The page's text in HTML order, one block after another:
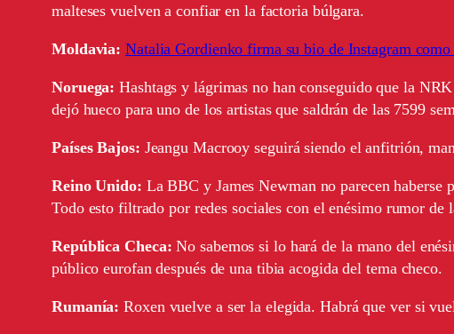
malteses vuelven a confiar en la factoria búlgara.
Moldavia: Natalia Gordienko firma su bio de Instagram como
Noruega:Hashtags y lágrimas no han conseguido que la
dejó hueco para uno de los artistas que saldrán de las 7599
Países Bajos: Jeangu Macrooy seguirá siendo el anfitrión,
Reino Unido: La BBC y James Newman no parecen haberse
Todo esto filtrado por redes sociales con el enésimo rumor de
República Checa:No sabemos si lo hará de la mano del
público eurofan después de una tibia acogida del tema checo.
Rumanía:Roxen vuelve a ser la elegida. Habrá que ver si